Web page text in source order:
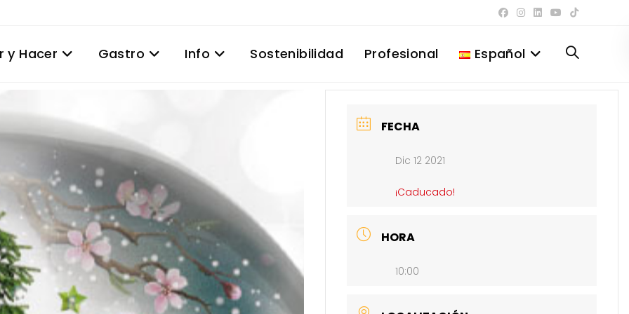
y Hacer Gastro Info Sostenibilidad Profesional Español Alternar
FECHA
Dic 12 2021
¡Caducado!
HORA
10:00